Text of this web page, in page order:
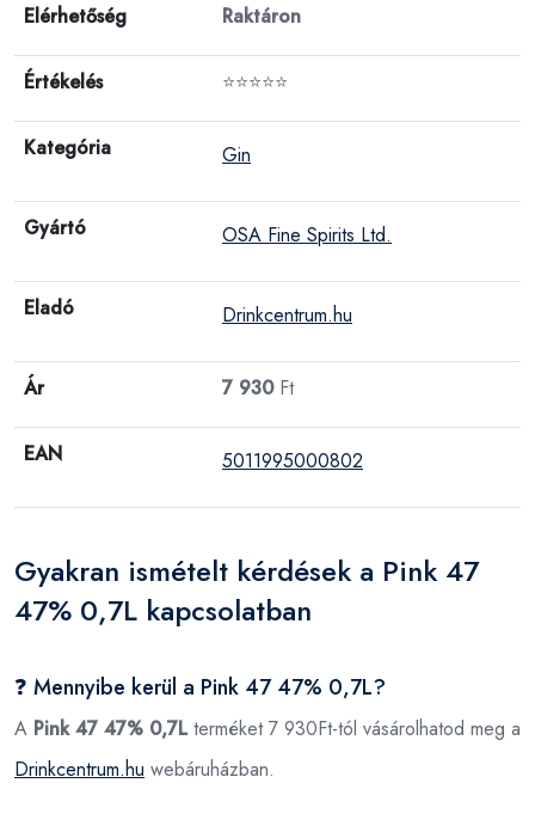
Elérhetőség Raktáron
Értékelés ⭐⭐⭐⭐⭐
Kategória Gin
Gyártó OSA Fine Spirits Ltd.
Eladó Drinkcentrum.hu
Ár 7 930Ft
EAN 5011995000802
Gyakran ismételt kérdések a Pink 47
47% 0,7L kapcsolatban
❓ Mennyibe kerül a Pink 47 47% 0,7L?
A Pink 47 47% 0,7Lterméket 7 930Ft-tól vásárolhatod meg a
Drinkcentrum.hu webáruházban.